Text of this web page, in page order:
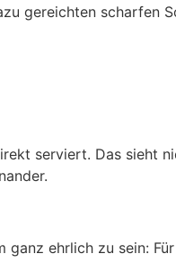
gereichten scharfen
serviert. Das sieht
ehrlich zu sein: